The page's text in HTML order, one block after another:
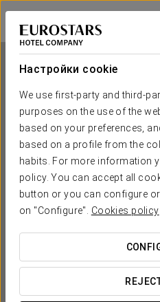
Настройки cookie
We use first-party and third-
purposes on the use of the
based on your preferences,
based on a profile from the
habits. For more information
policy. You can accept all
button or you can configure
on "Configure". Cookies policy
Eurostars Wall Street
НЬЮ-ЙОРК
Eurostars
НЬЮ-
